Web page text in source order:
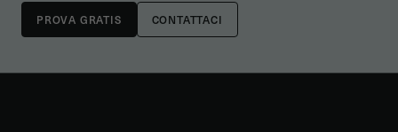
CONTATTACI